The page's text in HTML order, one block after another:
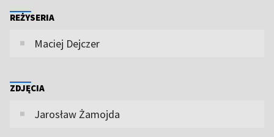
REŻYSERIA
Maciej Dejczer
ZDJĘCIA
Jarosław Żamojda